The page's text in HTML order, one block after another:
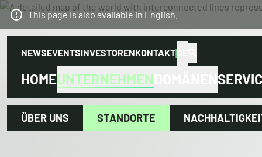
This page is also available in English.
NEWSEVENTSINVESTORENKONTAKT
HOMEUNTERNEHMEN
ÜBER UNS STANDORTE